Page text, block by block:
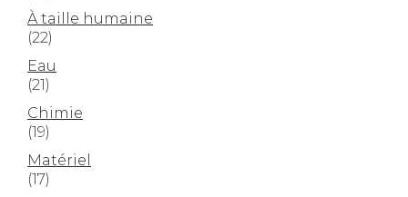
À taille humaine
(22)
Eau
(21)
Chimie
(19)
Matériel
(17)